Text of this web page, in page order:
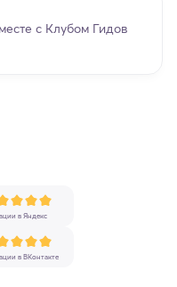
с Клубом Гидов
в Яндекс
в ВКонтакте